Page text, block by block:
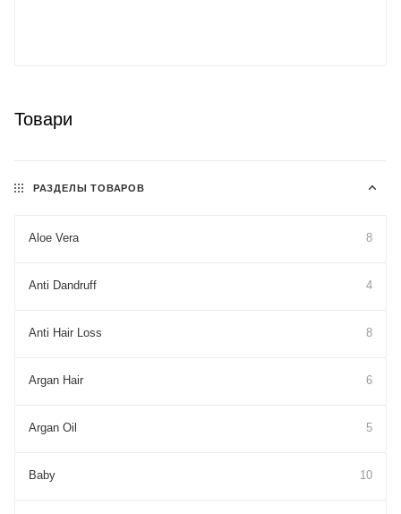
Товари
РАЗДЕЛЫ ТОВАРОВ
Aloe Vera 8
Anti Dandruff 4
Anti Hair Loss 8
Argan Hair 6
Argan Oil 5
Baby 10